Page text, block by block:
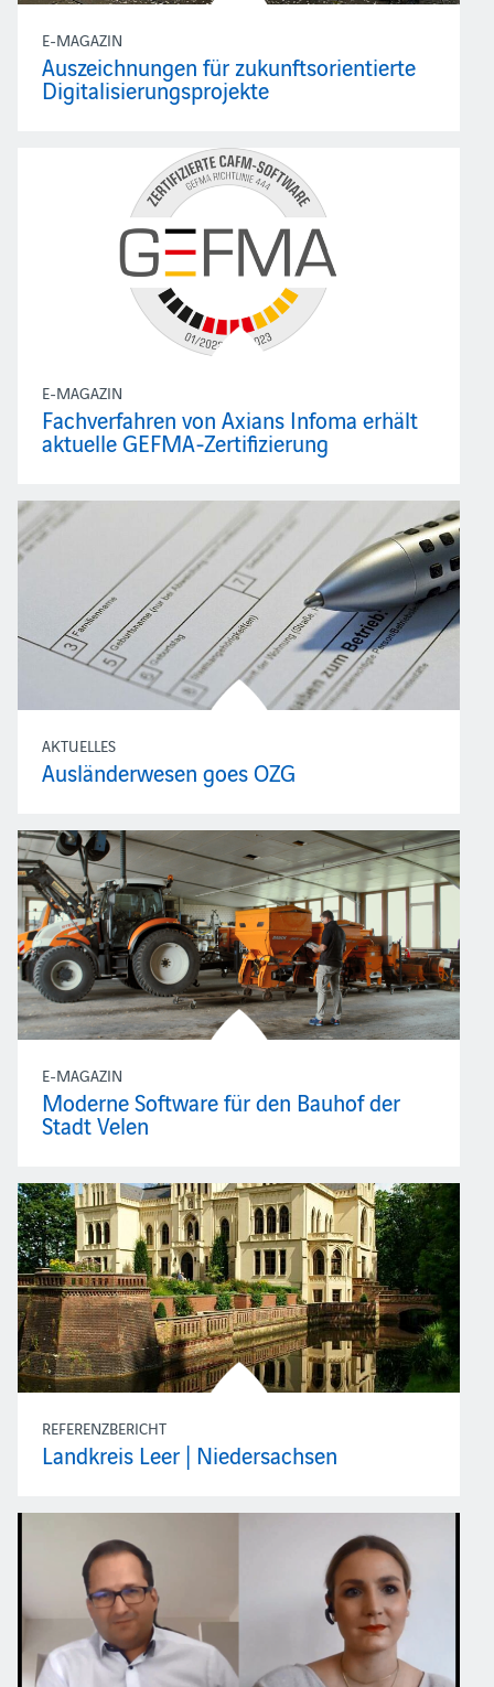
E-MAGAZIN
Auszeichnungen für zukunftsorientierte
Digitalisierungsprojekte
E-MAGAZIN
Fachverfahren von Axians Infoma erhält
aktuelle GEFMA-Zertifizierung
AKTUELLES
Ausländerwesen goes OZG
E-MAGAZIN
Moderne Software für den Bauhof der
Stadt Velen
REFERENZBERICHT
Landkreis Leer | Niedersachsen